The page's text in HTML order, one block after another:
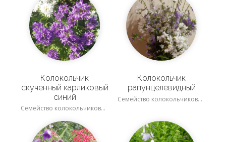
Колокольчик
скученный карликовый
синий
Семейство колокольчиковые
Колокольчик
рапунцелевидный
Семейство колокольчиковые